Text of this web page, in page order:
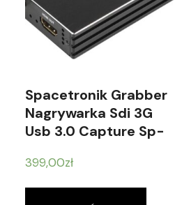
Spacetronik Grabber
Nagrywarka Sdi 3G
Usb 3.0 Capture Sp-
399,00zł